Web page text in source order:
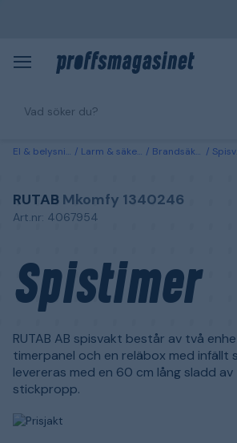
El & belysning Larm & säkerhet Brandsäkerhet Spisvakter
RUTAB Mkomfy 1340246
Art.nr: 4067954
Spistimer
RUTAB AB spisvakt består av två
timerpanel och en reläbox med infällt
levereras med en 60 cm lång sladd
stickpropp.